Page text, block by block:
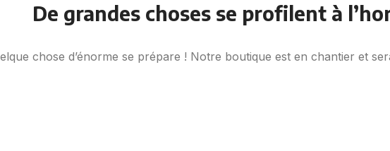
De grandes choses se profilent à
chose d’énorme se prépare ! Notre boutique est en chantier et